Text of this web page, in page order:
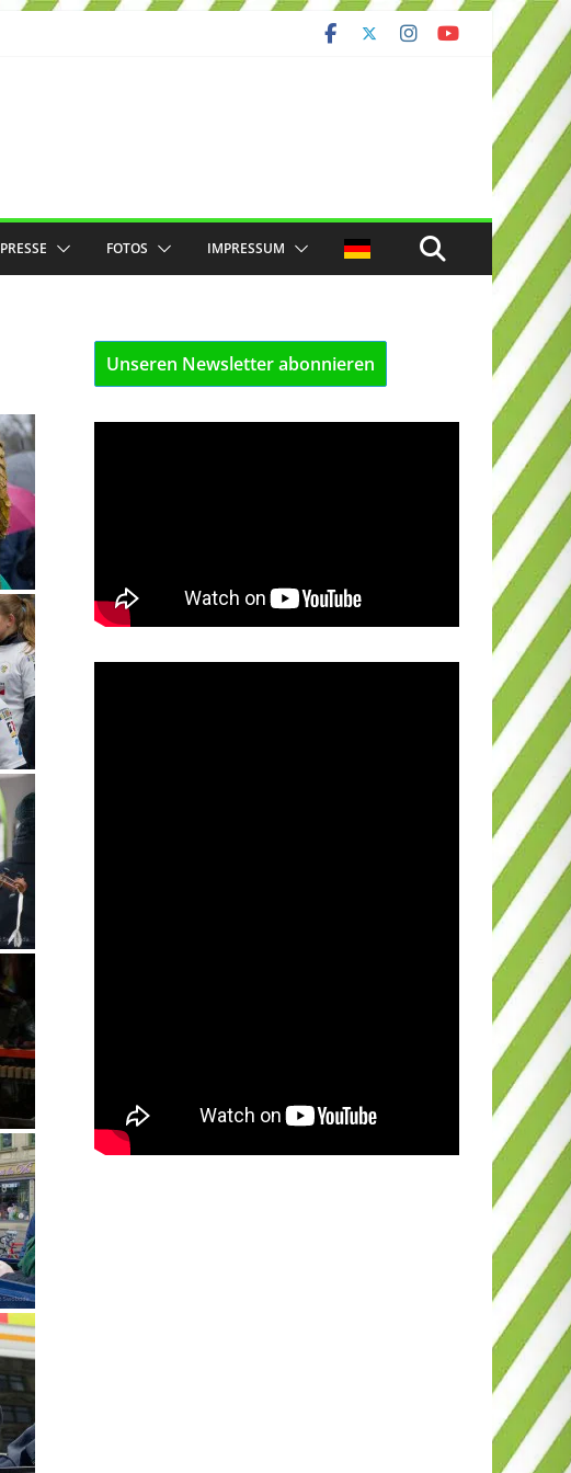
PRESSE FOTOS IMPRESSUM
Unseren Newsletter abonnieren